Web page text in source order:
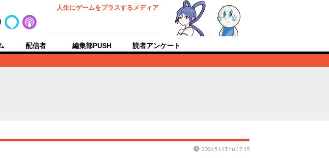
人生にゲームをプラスするメディア
配信者 編集部PUSH 読者アンケート
2026.5.14 Thu 17:15